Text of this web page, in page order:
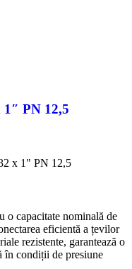
PN 12,5
x 1" PN 12,5
o capacitate nominală de
eficientă a țevilor
rezistente, garantează o
în condiții de presiune